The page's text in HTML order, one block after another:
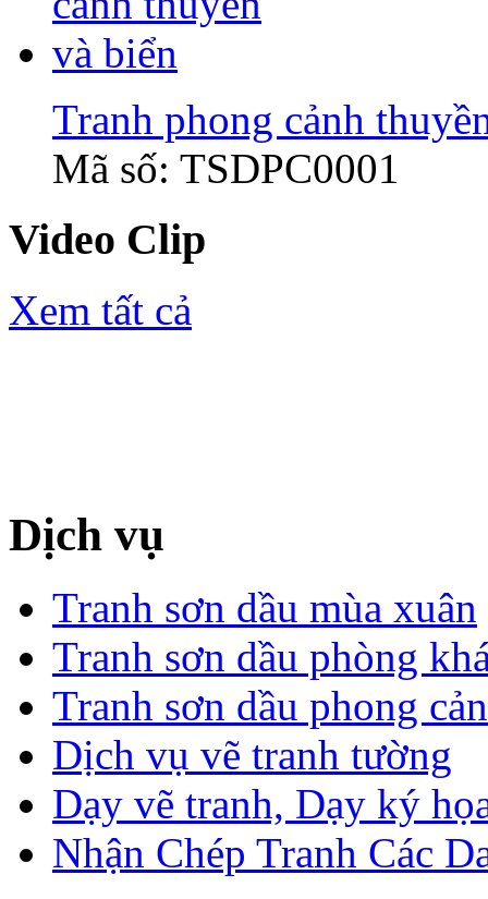
Tranh phong cảnh
Mã số: TSDPC0001
Video Clip
Xem tất cả
Dịch vụ
Tranh sơn dầu mùa xuân
Tranh sơn dầu phòng
Tranh sơn dầu phong
Dịch vụ vẽ tranh tường
Dạy vẽ tranh, Dạy ký
Nhận Chép Tranh Các